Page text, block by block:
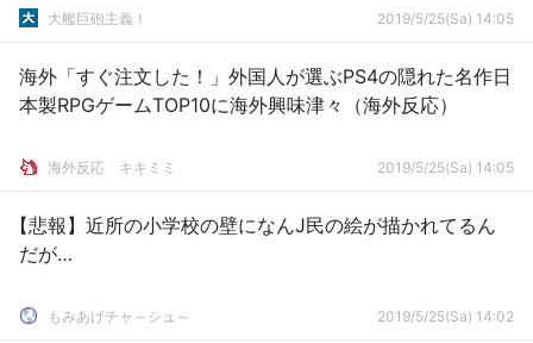
大艦巨砲主義！ 2019/5/25(Sa) 14:05
海外「すぐ注文した！」外国人が選ぶPS4の隠れた名作日
本製RPGゲームTOP10に海外興味津々（海外反応）
­海外反応 キキミミ 2019/5/25(Sa) 14:05
【悲報】近所の小学校の壁になんJ民の絵が描かれてるん
だが…
もみあげチャ～シュ～ 2019/5/25(Sa) 14:02